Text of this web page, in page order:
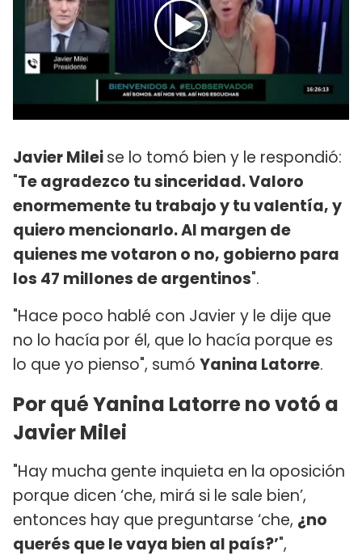
Javier Mileise lo tomó bien y le respondió:
"Te agradezco tu sinceridad. Valoro
enormemente tu trabajo y tu valentía, y
quiero mencionarlo. Al margen de
quienes me votaron o no, gobierno para
los 47 millones de argentinos".
"Hace poco hablé con Javier y le dije que
no lo hacía por él, que lo hacía porque es
lo que yo pienso", sumó Yanina Latorre.
Por qué Yanina Latorre no votó a
Javier Milei
"Hay mucha gente inquieta en la oposición
porque dicen ‘che, mirá si le sale bien’,
entonces hay que preguntarse ‘che, ¿no
querés que le vaya bien al país?’",